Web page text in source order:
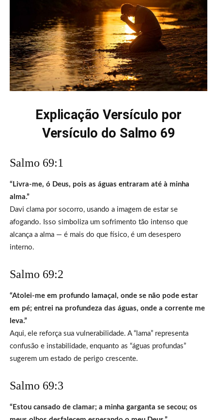
Explicação Versículo por
Versículo do Salmo 69
Salmo 69:1
“Livra-me, ó Deus, pois as águas entraram até à minha
alma.”
Davi clama por socorro, usando a imagem de estar se
afogando. Isso simboliza um sofrimento tão intenso que
alcança a alma — é mais do que físico, é um desespero
interno.
Salmo 69:2
“Atolei-me em profundo lamaçal, onde se não pode estar
em pé; entrei na profundeza das águas, onde a corrente me
leva.”
Aqui, ele reforça sua vulnerabilidade. A “lama” representa
confusão e instabilidade, enquanto as “águas profundas”
sugerem um estado de perigo crescente.
Salmo 69:3
“Estou cansado de clamar; a minha garganta se secou; os